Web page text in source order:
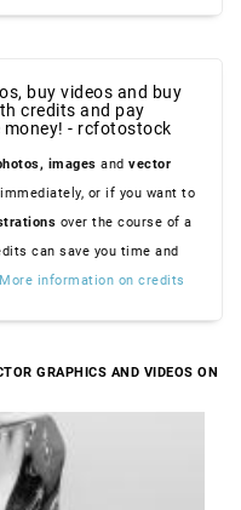
buy videos and buy
credits and pay
money! - rcfotostock
images and vector
or if you want to
over the course of a
can save you time and
More information on credits
GRAPHICS AND VIDEOS ON